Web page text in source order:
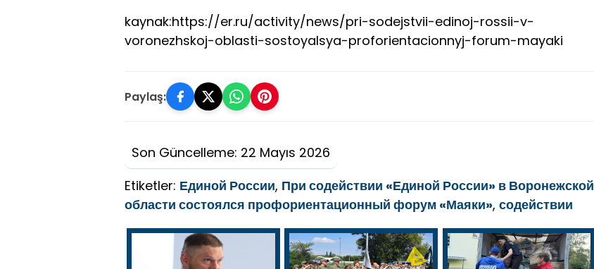
kaynak:https://er.ru/activity/news/pri-sodejstvii-edinoj-rossii-v-
voronezhskoj-oblasti-sostoyalsya-proforientacionnyj-forum-mayaki
Paylaş:
Son Güncelleme: 22 Mayıs 2026
Etiketler: Единой России, При содействии «Единой России» в Воронежской
области состоялся профориентационный форум «Маяки», содействии